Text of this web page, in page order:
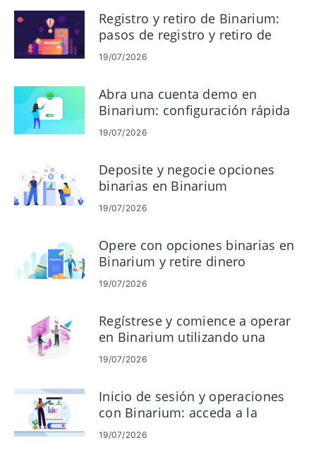
Registro y retiro de Binarium:
pasos de registro y retiro de
cuenta
19/07/2026
Abra una cuenta demo en
Binarium: configuración rápida
para practicar el trading
19/07/2026
Deposite y negocie opciones
binarias en Binarium
19/07/2026
Opere con opciones binarias en
Binarium y retire dinero
19/07/2026
Regístrese y comience a operar
en Binarium utilizando una
cuenta demo
19/07/2026
Inicio de sesión y operaciones
con Binarium: acceda a la
cuenta y opere con opciones
binarias
19/07/2026